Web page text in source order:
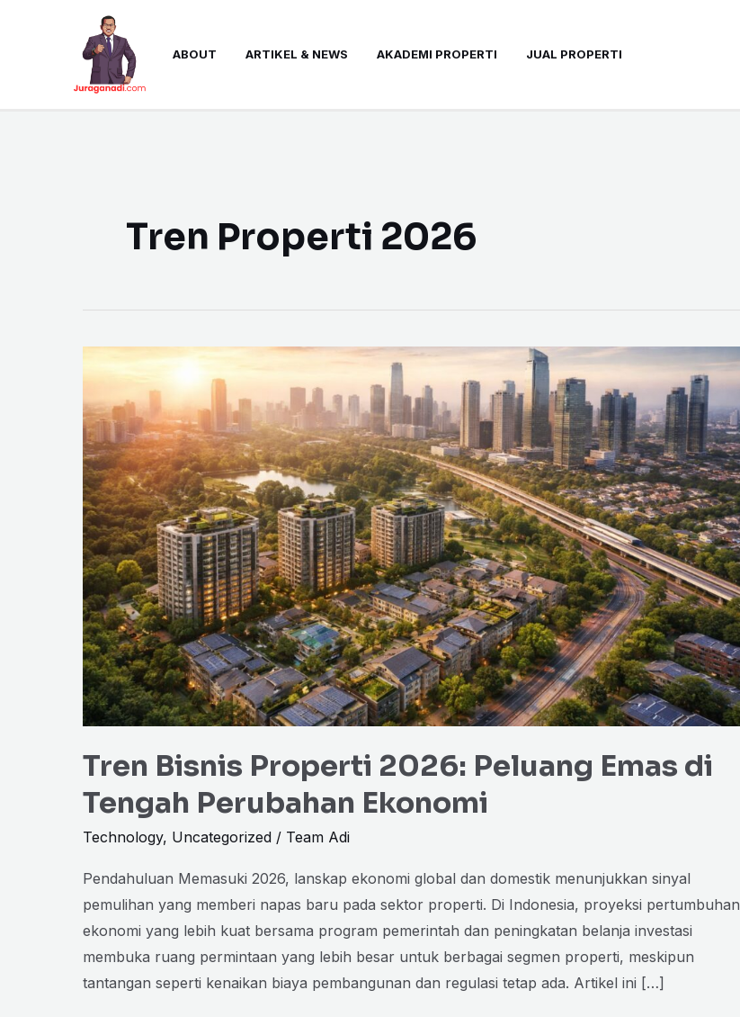
ABOUT ARTIKEL & NEWS AKADEMI PROPERTI JUAL PROPERTI
Tren Properti 2026
Tren Bisnis Properti 2026: Peluang Emas di
Tengah Perubahan Ekonomi
Technology, Uncategorized / Team Adi
Pendahuluan Memasuki 2026, lanskap ekonomi global dan domestik menunjukkan sinyal
pemulihan yang memberi napas baru pada sektor properti. Di Indonesia, proyeksi pertumbuhan
ekonomi yang lebih kuat bersama program pemerintah dan peningkatan belanja investasi
membuka ruang permintaan yang lebih besar untuk berbagai segmen properti, meskipun
tantangan seperti kenaikan biaya pembangunan dan regulasi tetap ada. Artikel ini […]
Properti
2026:
Peluang
Emas
di
Tengah
Perubahan
Ekonomi